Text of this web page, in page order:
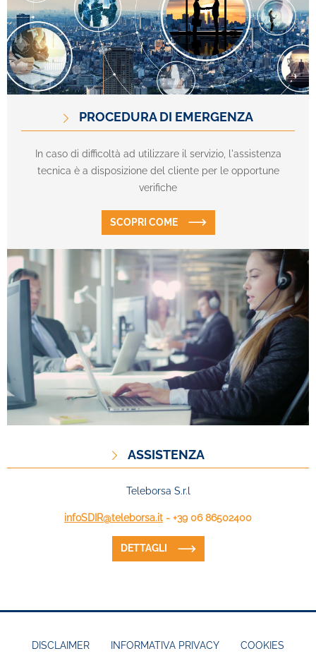
PROCEDURA DI EMERGENZA
In caso di difficoltà ad utilizzare il servizio, l'assistenza
tecnica è a disposizione del cliente per le opportune
verifiche
SCOPRI COME
ASSISTENZA
Teleborsa S.r.l
infoSDIR@teleborsa.it - +39 06 86502400
DETTAGLI
DISCLAIMER INFORMATIVA PRIVACY COOKIES